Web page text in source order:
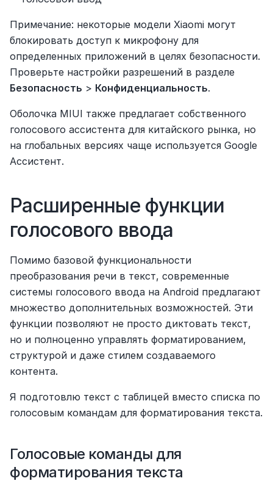
Примечание: некоторые модели Xiaomi могут
блокировать доступ к микрофону для
определенных приложений в целях безопасности.
Безопасность > Конфиденциальность.
Оболочка MIUI также предлагает собственного
голосового ассистента для китайского рынка, но
на глобальных версиях чаще используется Google
Ассистент.
Расширенные функции
голосового ввода
Помимо базовой функциональности
преобразования речи в текст, современные
системы голосового ввода на Android предлагают
множество дополнительных возможностей. Эти
функции позволяют не просто диктовать текст,
но и полноценно управлять форматированием,
структурой и даже стилем создаваемого
контента.
Я подготовлю текст с таблицей вместо списка по
голосовым командам для форматирования текста.
Голосовые команды для
форматирования текста